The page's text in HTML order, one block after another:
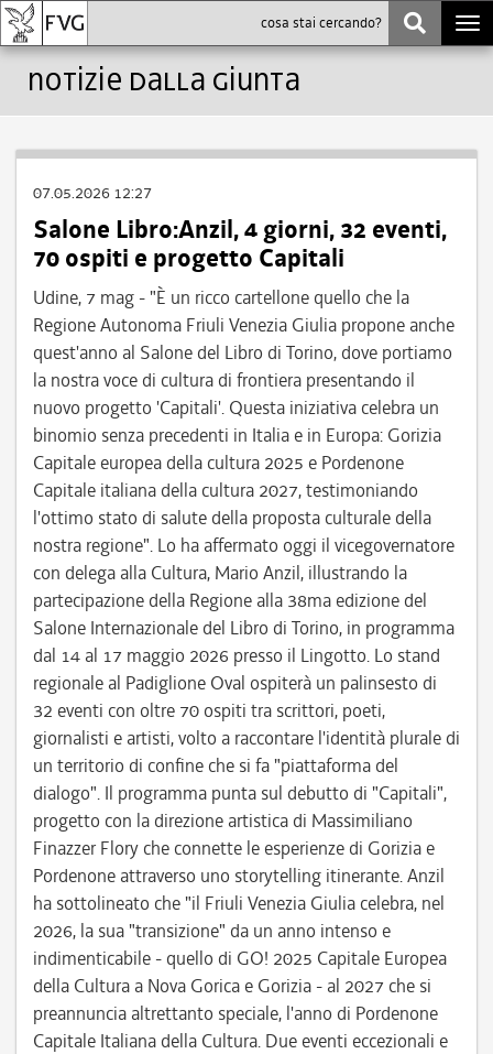
Notizie dalla Giunta
07.05.2026 12:27
Salone Libro:Anzil, 4 giorni, 32 eventi,
70 ospiti e progetto Capitali
Udine, 7 mag - "È un ricco cartellone quello che la
Regione Autonoma Friuli Venezia Giulia propone anche
quest'anno al Salone del Libro di Torino, dove portiamo
la nostra voce di cultura di frontiera presentando il
nuovo progetto 'Capitali'. Questa iniziativa celebra un
binomio senza precedenti in Italia e in Europa: Gorizia
Capitale europea della cultura 2025 e Pordenone
Capitale italiana della cultura 2027, testimoniando
l'ottimo stato di salute della proposta culturale della
nostra regione". Lo ha affermato oggi il vicegovernatore
con delega alla Cultura, Mario Anzil, illustrando la
partecipazione della Regione alla 38ma edizione del
Salone Internazionale del Libro di Torino, in programma
dal 14 al 17 maggio 2026 presso il Lingotto. Lo stand
regionale al Padiglione Oval ospiterà un palinsesto di
32 eventi con oltre 70 ospiti tra scrittori, poeti,
giornalisti e artisti, volto a raccontare l'identità plurale di
un territorio di confine che si fa "piattaforma del
dialogo". Il programma punta sul debutto di "Capitali",
progetto con la direzione artistica di Massimiliano
Finazzer Flory che connette le esperienze di Gorizia e
Pordenone attraverso uno storytelling itinerante. Anzil
ha sottolineato che "il Friuli Venezia Giulia celebra, nel
2026, la sua "transizione" da un anno intenso e
indimenticabile - quello di GO! 2025 Capitale Europea
della Cultura a Nova Gorica e Gorizia - al 2027 che si
preannuncia altrettanto speciale, l'anno di Pordenone
Capitale Italiana della Cultura. Due eventi eccezionali e